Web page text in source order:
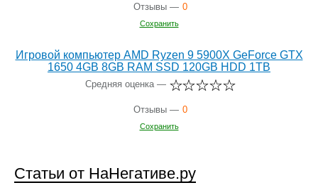
Отзывы — 0
Сохранить
Игровой компьютер AMD Ryzen 9 5900X GeForce GTX
1650 4GB 8GB RAM SSD 120GB HDD 1TB
Средняя оценка —
Отзывы — 0
Сохранить
Статьи от НаНегативе.ру